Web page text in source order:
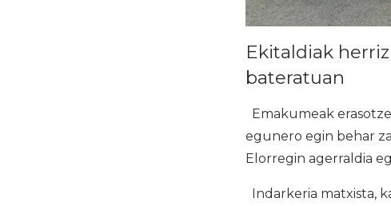
Ekitaldiak
bateratuan
Emakumeak
egunero egin behar
Elorregin agerraldia
Indarkeria matxista,